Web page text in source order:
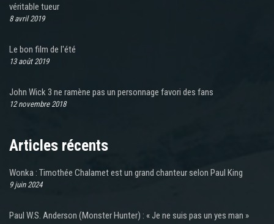
véritable tueur
8 avril 2019
Le bon film de l'été
13 août 2019
John Wick 3 ne ramène pas un personnage favori des fans
12 novembre 2018
Articles récents
Wonka : Timothée Chalamet est un grand chanteur selon Paul King
9 juin 2024
Paul W.S. Anderson (Monster Hunter) : « Je ne suis pas un yes man »